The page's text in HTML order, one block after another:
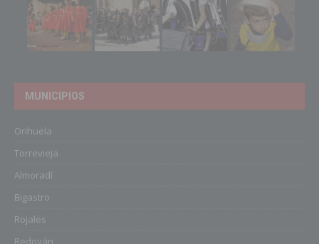
MUNICIPIOS
Orihuela
Torrevieja
Almoradí
Bigastro
Rojales
Redován